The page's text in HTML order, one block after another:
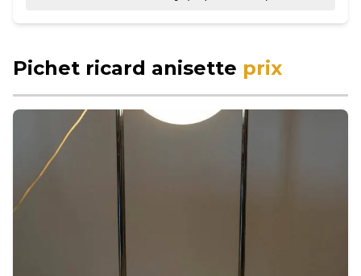
Pichet ricard anisette prix